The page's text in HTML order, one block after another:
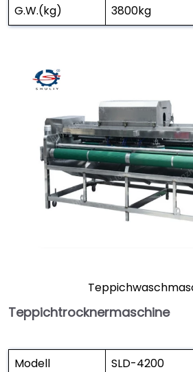
G.W.(kg)
3800kg
Teppichtrocknermaschine
Modell SLD-4200